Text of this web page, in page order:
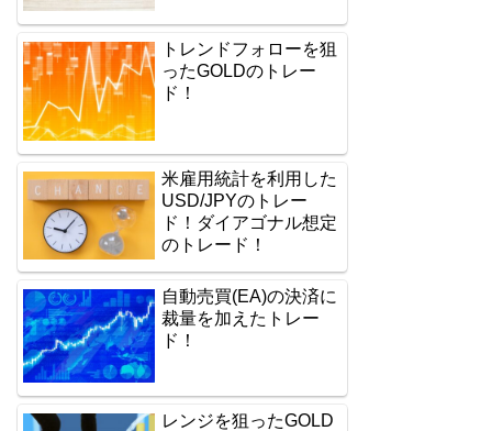
トレンドフォローを狙
ったGOLDのトレー
ド！
米雇用統計を利用した
USD/JPYのトレー
ド！ダイアゴナル想定
のトレード！
自動売買(EA)の決済に
裁量を加えたトレー
ド！
レンジを狙ったGOLD